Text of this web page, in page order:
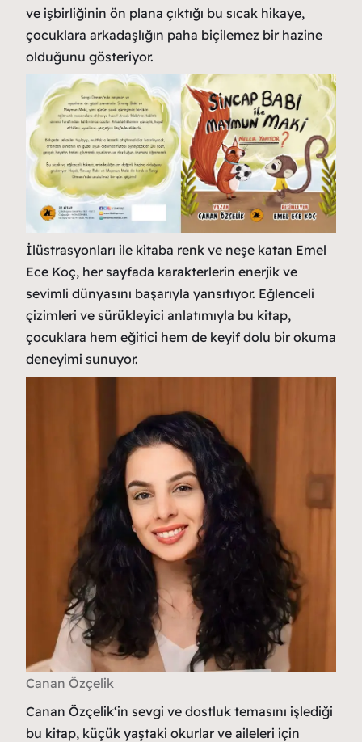
ve işbirliğinin ön plana çıktığı bu sıcak hikaye,
çocuklara arkadaşlığın paha biçilemez bir hazine
olduğunu gösteriyor.
İlüstrasyonları ile kitaba renk ve neşe katan Emel
Ece Koç, her sayfada karakterlerin enerjik ve
sevimli dünyasını başarıyla yansıtıyor. Eğlenceli
çizimleri ve sürükleyici anlatımıyla bu kitap,
çocuklara hem eğitici hem de keyif dolu bir okuma
deneyimi sunuyor.
Canan Özçelik
Canan Özçelik‘in sevgi ve dostluk temasını işlediği
bu kitap, küçük yaştaki okurlar ve aileleri için